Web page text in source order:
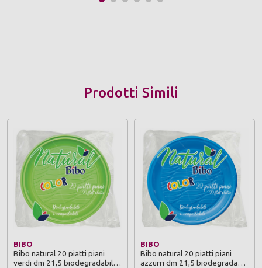
Prodotti Simili
BIBO
Bibo natural 20 piatti piani
verdi dm 21,5 biodegradabili e
BIBO
Bibo natural 20 piatti piani
azzurri dm 21,5 biodegradabili